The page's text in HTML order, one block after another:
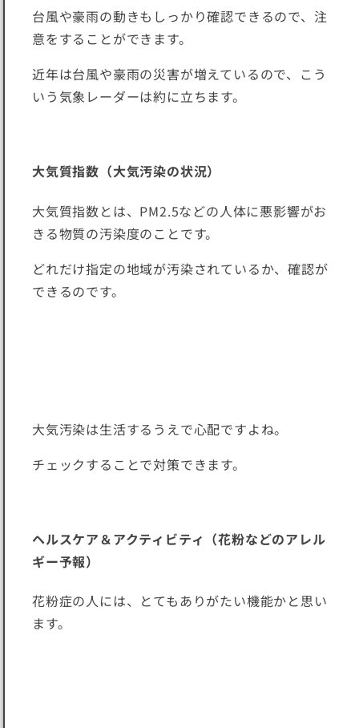
台風や豪雨の動きもしっかり確認できるので、注
意をすることができます。
近年は台風や豪雨の災害が増えているので、こう
いう気象レーダーは約に立ちます。
大気質指数（大気汚染の状況）
大気質指数とは、PM2.5などの人体に悪影響がお
きる物質の汚染度のことです。
どれだけ指定の地域が汚染されているか、確認が
できるのです。
大気汚染は生活するうえで心配ですよね。
チェックすることで対策できます。
ヘルスケア＆アクティビティ（花粉などのアレル
ギー予報）
花粉症の人には、とてもありがたい機能かと思い
ます。